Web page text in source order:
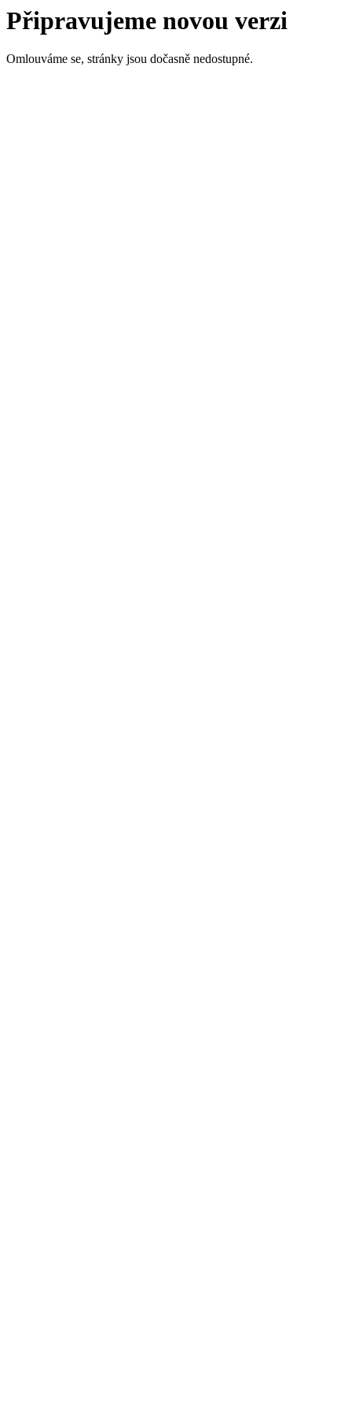
Připravujeme novou verzi
Omlouváme se, stránky jsou dočasně nedostupné.